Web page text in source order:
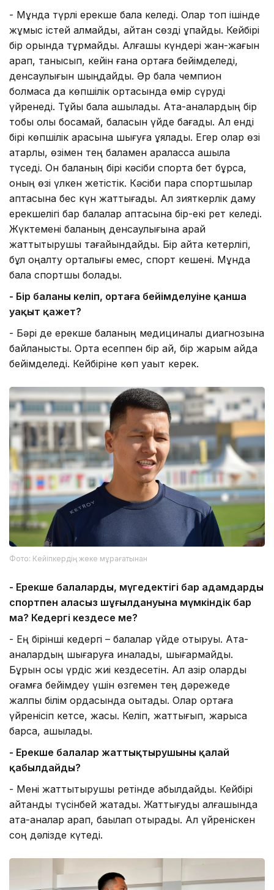
- Мұнда түрлі ерекше бала келеді. Олар топ ішінде
жұмыс істей алмайды, айтқан сөзді ұқпайды. Кейбірі
бір орында тұрмайды. Алғашқы күндері жан-жағын
қарап, танысып, кейін ғана ортаға бейімделеді,
денсаулығын шыңдайды. Әр бала чемпион
болмаса да көпшілік ортасында өмір сүруді
үйренеді. Тұйық бала ашылады. Ата-аналардың бір
тобы қолы босамай, баласын үйде бағады. Ал енді
бірі көпшілік арасына шығуға ұялады. Егер олар өзі
қатарлы, өзімен тең баламен араласса ашыла
түседі. Он баланың бірі кәсіби спортқа бет бұрса,
оның өзі үлкен жетістік. Кәсіби пара спортшылар
аптасына бес күн жаттығады. Ал зияткерлік даму
ерекшелігі бар балалар аптасына бір-екі рет келеді.
Жүктемені баланың денсаулығына қарай
жаттықтырушы тағайындайды. Бір айта кетерлігі,
бұл оңалту орталығы емес, спорт кешені. Мұнда
бала спортшы болады.
- Бір баланың келіп, ортаға бейімделуіне қанша
уақыт қажет?
- Бәрі де ерекше баланың медициналық диагнозына
байланысты. Орта есеппен бір ай, бір жарым айда
бейімделеді. Кейбіріне көп уақыт керек.
Фото: Кейіпкердің жеке мұрағатынан
- Ерекше балалардың, мүгедектігі бар адамдардың
спортпен алаңсыз шұғылдануына мүмкіндік бар
ма? Кедергі кездесе ме?
- Ең бірінші кедергі – балалар үйде отыруы. Ата-
аналардың шығаруға қиналады, шығармайды.
Бұрын осы үрдіс жиі кездесетін. Ал қазір оларды
қоғамға бейімдеу үшін өзгемен тең дәрежеде
жалпы білім ордасында оқытады. Олар ортаға
үйренісіп кетсе, жақсы. Келіп, жаттығып, жарысқа
барса, ашылады.
- Ерекше балалар жаттықтырушыны қалай
қабылдайды?
- Мені жаттықтырушы ретінде қабылдайды. Кейбірі
айтқанды түсінбей жатады. Жаттығуды алғашында
ата-аналар қарап, бақылап отырады. Ал үйреніскен
соң дәлізде күтеді.